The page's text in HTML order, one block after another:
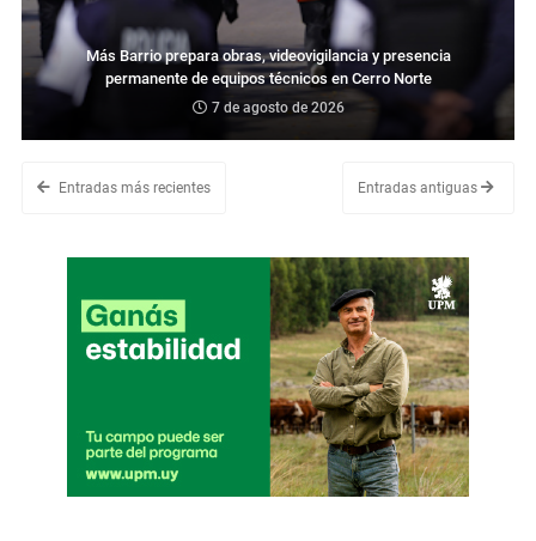
Más Barrio prepara obras, videovigilancia y presencia
permanente de equipos técnicos en Cerro Norte
7 de agosto de 2026
Entradas más recientes Entradas antiguas